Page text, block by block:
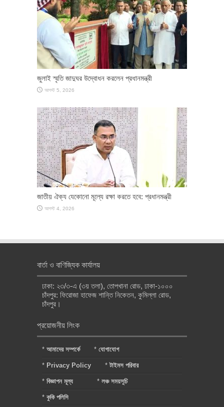
জুলাই স্মৃতি জাদুঘর উদ্বোধন করলেন প্রধানমন্ত্রী
আগস্ট 5, 2026
জাতীয় ঐক্য যেকোনো মূল্যে রক্ষা করতে হবে: প্রধানমন্ত্রী
আগস্ট 4, 2026
বার্তা ও বাণিজ্যিক কার্যালয়
ঢাকা: ২৩/৩-এ (৩য় তলা), তোপখানা রোড, ঢাকা-১০০০
চাঁদপুর: ফিরোজা হাফেজ শান্তি নিকেতন, কুমিল্লা রোড,
চাঁদপুর।
প্রয়োজনীয় লিংক
* আমাদের সম্পর্কে * যোগাযোগ
* Privacy Policy *টাইমস পরিবার
* বিজ্ঞাপন মূল্য * লঞ্চ সময়সূচি
* কুকি পলিসি